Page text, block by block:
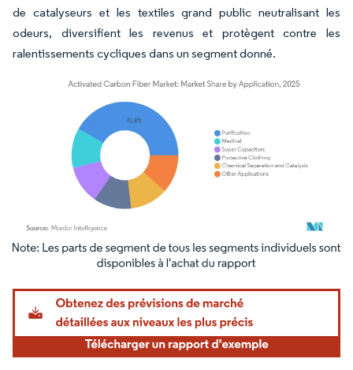
de catalyseurs et les textiles grand public neutralisant les
odeurs, diversifient les revenus et protègent contre les
ralentissements cycliques dans un segment donné.
Image © Mordor Intelligence. La réutilisation nécessite une attribution sous CC BY